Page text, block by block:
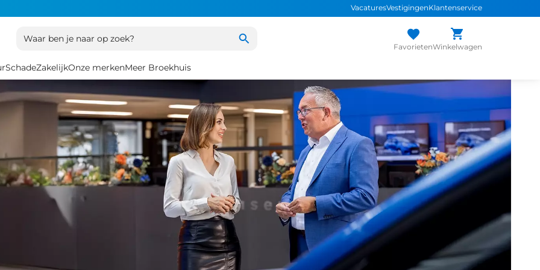
VacaturesVestigingenKlantenservice
Waar ben je naar op zoek?
FavorietenWinkelwagen
SchadeZakelijkOnze merkenMeer Broekhuis